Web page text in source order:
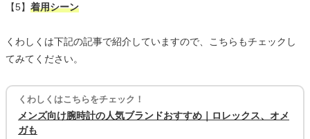
【5】 着用シーン
くわしくは下記の記事で紹介していますので、こちらもチェックし
てみてください。
くわしくはこちらをチェック！
メンズ向け腕時計の人気ブランドおすすめ｜ロレックス、オメ
ガも